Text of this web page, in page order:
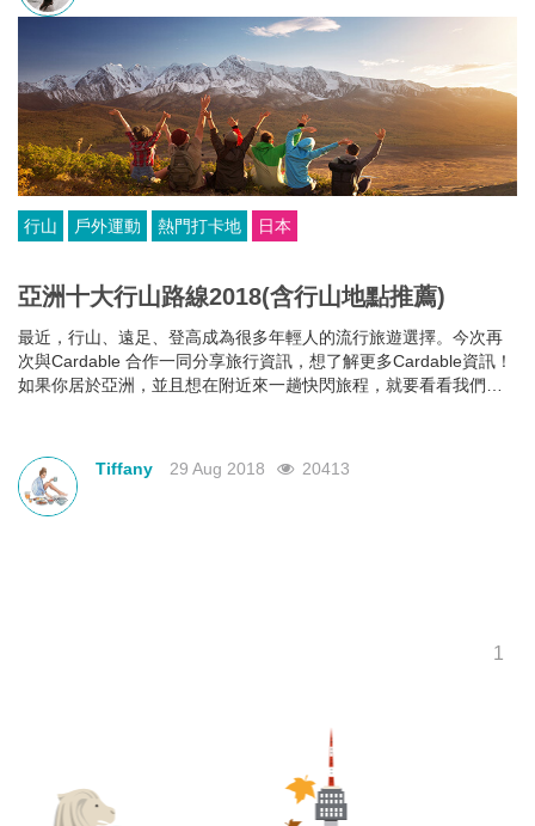
行山 戶外運動 熱門打卡地 日本
亞洲十大行山路線2018(含行山地點推薦)
最近，行山、遠足、登高成為很多年輕人的流行旅遊選擇。今次再
次與Cardable ​​​​​​合作一同分享旅行資訊，想了解更多Cardable資訊！
如果你居於亞洲，並且想在附近來一趟快閃旅程，就要看看我們整
Tiffany 29 Aug 2018 20413
1